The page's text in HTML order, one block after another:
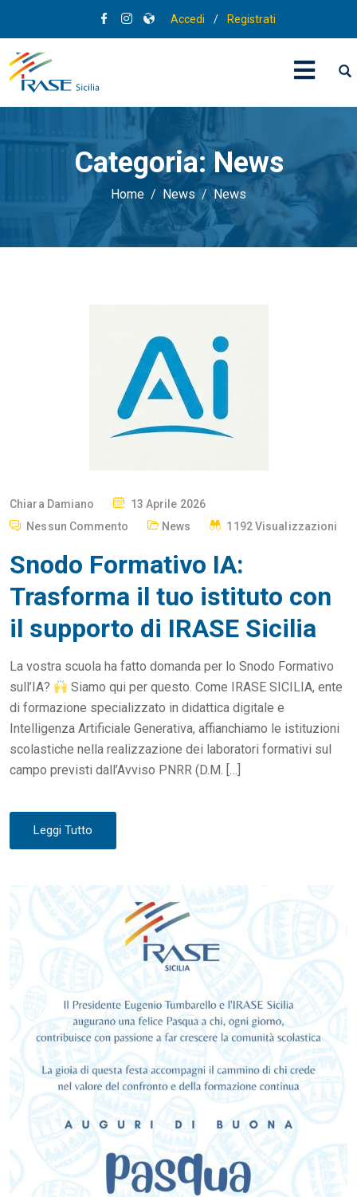
Accedi / Registrati
Categoria:News
Home News News
Chiara Damiano
P
D
O
13 Aprile 2026
Nessun Commento
News 1192 Visualizzazioni
Snodo Formativo IA:
Trasforma il tuo istituto con
il supporto di IRASE Sicilia
La vostra scuola ha fatto domanda per lo Snodo Formativo
sull’IA?
Siamo qui per questo. Come IRASE SICILIA, ente
di formazione specializzato in didattica digitale e
Intelligenza Artificiale Generativa, affianchiamo le istituzioni
scolastiche nella realizzazione dei laboratori formativi sul
campo previsti dall’Avviso PNRR (D.M. […]
Leggi Tutto